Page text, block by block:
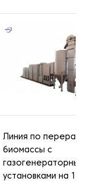
Линия по
биомассы с
установками на 1